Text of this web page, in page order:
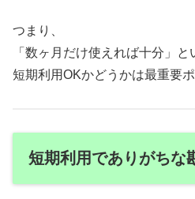
つまり、
「数ヶ月だけ使えれば十分」と
短期利用OKかどうかは最重要
短期利用でありがちな